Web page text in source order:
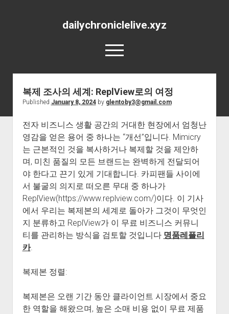
dailychroniclelive.xyz
open
menu
복제 조사의 세계: ReplView로의 여정
Published January 8, 2024by glentoby3@gmail.com
전자 비즈니스 생활 공간의 거대한 현장에서 엄청난
영감을 얻은 용어 중 하나는 “개선”입니다. Mimicry
는 근본적인 것을 복사하거나 복제할 것을 제안하
며, 미친 품질의 모든 브랜드는 완벽하게 전달되어
야 한다고 끈기 있게 기대합니다. 카피팬들 사이에
서 불굴의 의지로 떠오른 무대 중 하나가
ReplView(https://www.replview.com/)이다. 이 기사
에서 우리는 복제본의 세계로 돌아가 그것이 무엇인
지 분류하고 ReplView가 이 무료 비즈니스 커뮤니
티를 관리하는 방식을 검토할 것입니다 명품레플리
카.
복제본 정렬:
복제본은 오랜 기간 동안 클라이언트 시장에서 중요
한 역할을 해왔으며, 높은 소매 비용 없이 무료 제품